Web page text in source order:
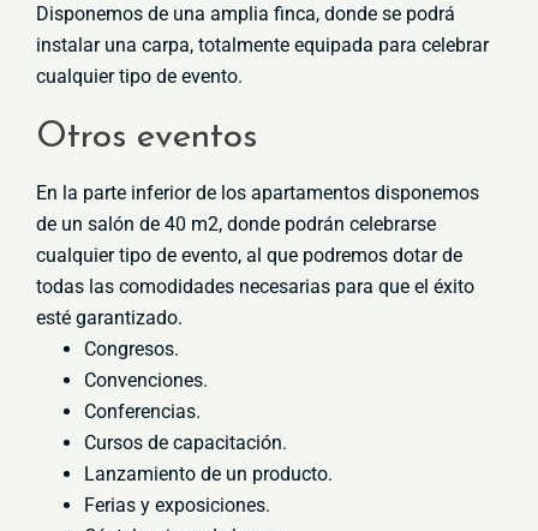
Disponemos de una amplia finca, donde se podrá
instalar una carpa, totalmente equipada para celebrar
cualquier tipo de evento.
Otros eventos
En la parte inferior de los apartamentos disponemos
de un salón de 40 m2, donde podrán celebrarse
cualquier tipo de evento, al que podremos dotar de
todas las comodidades necesarias para que el éxito
esté garantizado.
Congresos.
Convenciones.
Conferencias.
Cursos de capacitación.
Lanzamiento de un producto.
Ferias y exposiciones.